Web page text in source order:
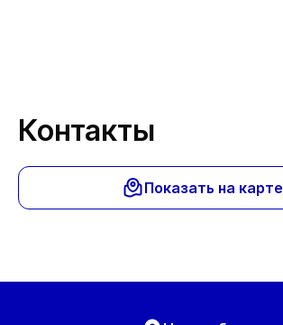
Контакты
Показать на карте